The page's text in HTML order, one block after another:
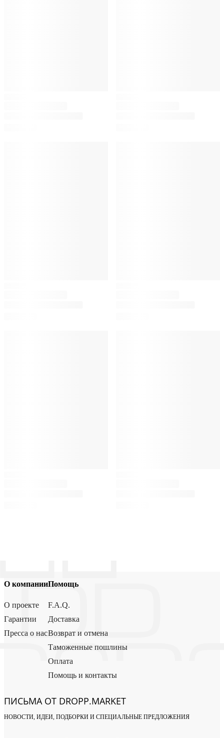
О компании
О проекте
Гарантии
Пресса о нас
Помощь
F.A.Q.
Доставка
Возврат и отмена
Таможенные пошлины
Оплата
Помощь и контакты
ПИСЬМА ОТ DROPP.MARKET
НОВОСТИ, ИДЕИ, ПОДБОРКИ И СПЕЦИАЛЬНЫЕ ПРЕДЛОЖЕНИЯ